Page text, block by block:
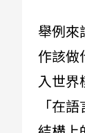
舉例來
作該做
入世界
「在